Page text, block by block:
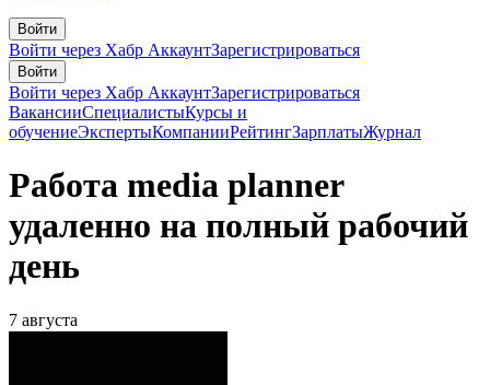
Войти
Войти через Хабр АккаунтЗарегистрироваться
Войти
Войти через Хабр АккаунтЗарегистрироваться
ВакансииСпециалистыКурсы и
обучениеЭкспертыКомпанииРейтингЗарплатыЖурнал
Работа media planner
удаленно на полный рабочий
день
7 августа